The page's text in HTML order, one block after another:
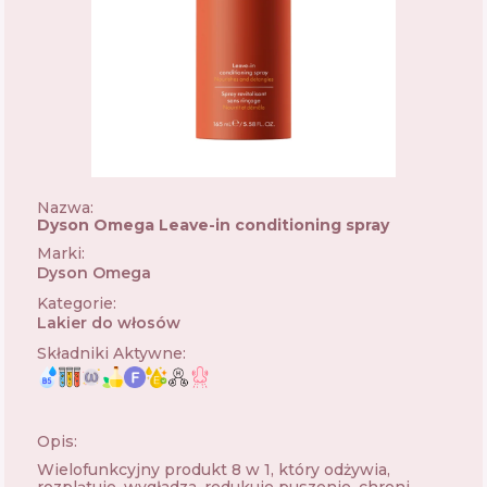
Nazwa:
Dyson Omega Leave-in conditioning spray
Marki:
Dyson Omega
Kategorie:
Lakier do włosów
Składniki Aktywne:
Opis:
Wielofunkcyjny produkt 8 w 1, który odżywia,